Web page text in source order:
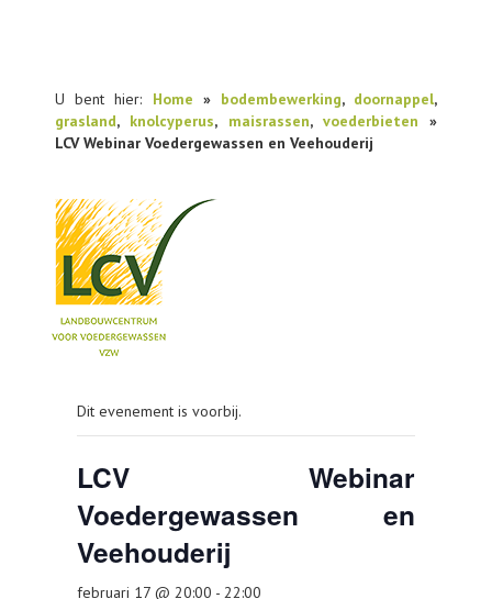
U bent hier: Home » bodembewerking, doornappel,
grasland, knolcyperus, maisrassen, voederbieten »
LCV Webinar Voedergewassen en Veehouderij
PRAKTIJKONDERZOEK
PUBLICATIES
TOOLS
AGENDA
Dit evenement is voorbij.
LCV Webinar
Voedergewassen en
Veehouderij
februari 17 @ 20:00 - 22:00